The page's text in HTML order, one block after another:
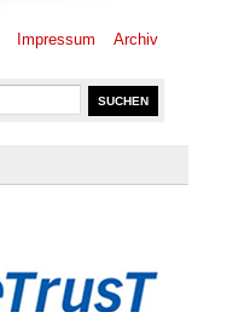
Impressum Archiv